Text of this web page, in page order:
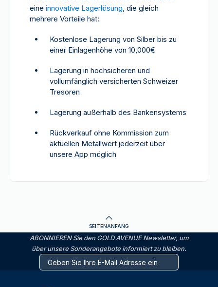
eine innovative Lagerlösung, die gleich
mehrere Vorteile hat:
Kostenlose Lagerung von Silber bis zu
einer Einlagenhöhe von 10,000€
Lagerung in hochsicheren und
vollumfänglich versicherten Schweizer
Tresoren
Lagerung außerhalb des Bankensystems
Rückverkauf ohne Kommission zum
aktuellen Metallwert jederzeit über
unsere App möglich
SEITENANFANG
ABONNIEREN Sie den GOLD AVENUE Newsletter, um
über unsere Sonderangebote informiert zu bleiben.